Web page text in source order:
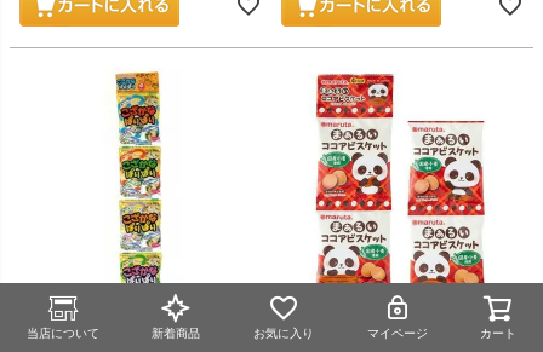
当店について 新着商品 お気に入り マイページ カート